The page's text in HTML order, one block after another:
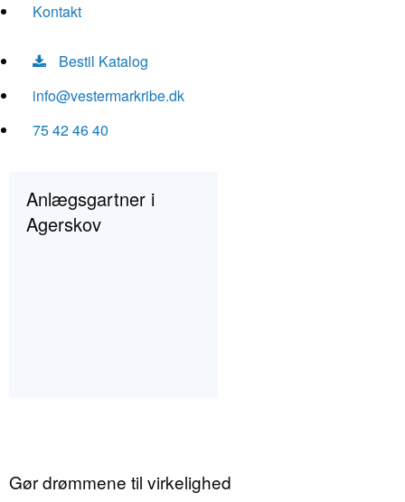
Kontakt
Bestil Katalog
info@vestermarkribe.dk
75 42 46 40
Anlægsgartner i
Agerskov
Gør drømmene til virkelighed